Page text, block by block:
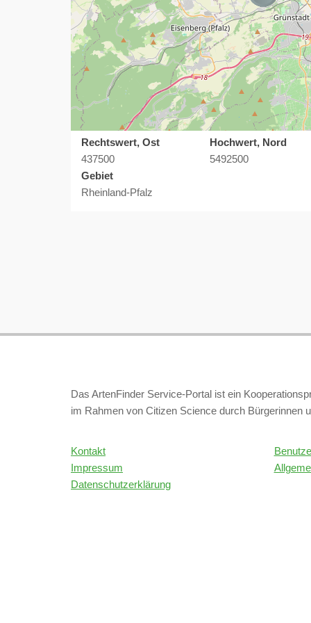
Rechtswert, Ost
437500
Hochwert, Nord
5492500
Gebiet
Rheinland-Pfalz
Das ArtenFinder Service-Portal ist ein
im Rahmen von Citizen Science durch Bürgerinnen
Kontakt
Impressum
Datenschutzerklärung